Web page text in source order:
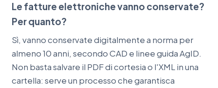
Le fatture elettroniche vanno conservate?
Per quanto?
Sì, vanno conservate digitalmente a norma per
almeno 10 anni, secondo CAD e linee guida AgID.
Non basta salvare il PDF di cortesia o l'XML in una
cartella: serve un processo che garantisca